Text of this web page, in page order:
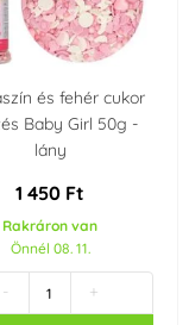
és fehér cukor
Baby Girl 50g -
lány
1 450 Ft
Rakráron van
Önnél 08. 11.
- +